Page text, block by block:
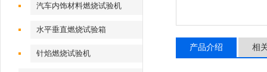
汽车内饰材料燃烧试验机
水平垂直燃烧试验箱
针焰燃烧试验机
产品介绍 相